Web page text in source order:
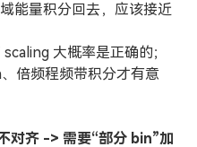
能量积分回去，应该接近
大概率是正确的；
倍频程频带积分才有意
对齐 -> 需要“部分 bin”加